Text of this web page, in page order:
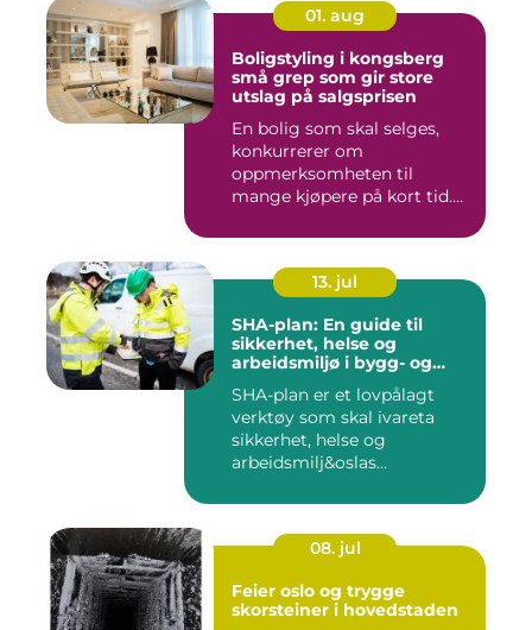
01. aug
Boligstyling i kongsberg
små grep som gir store
utslag på salgsprisen
En bolig som skal selges,
konkurrerer om
oppmerksomheten til
mange kjøpere på kort tid.
13. jul
SHA-plan: En guide til
sikkerhet, helse og
arbeidsmiljø i bygg- og
SHA-plan er et lovpålagt
verktøy som skal ivareta
sikkerhet, helse og
arbeidsmilj&oslas...
08. jul
Feier oslo og trygge
skorsteiner i hovedstaden